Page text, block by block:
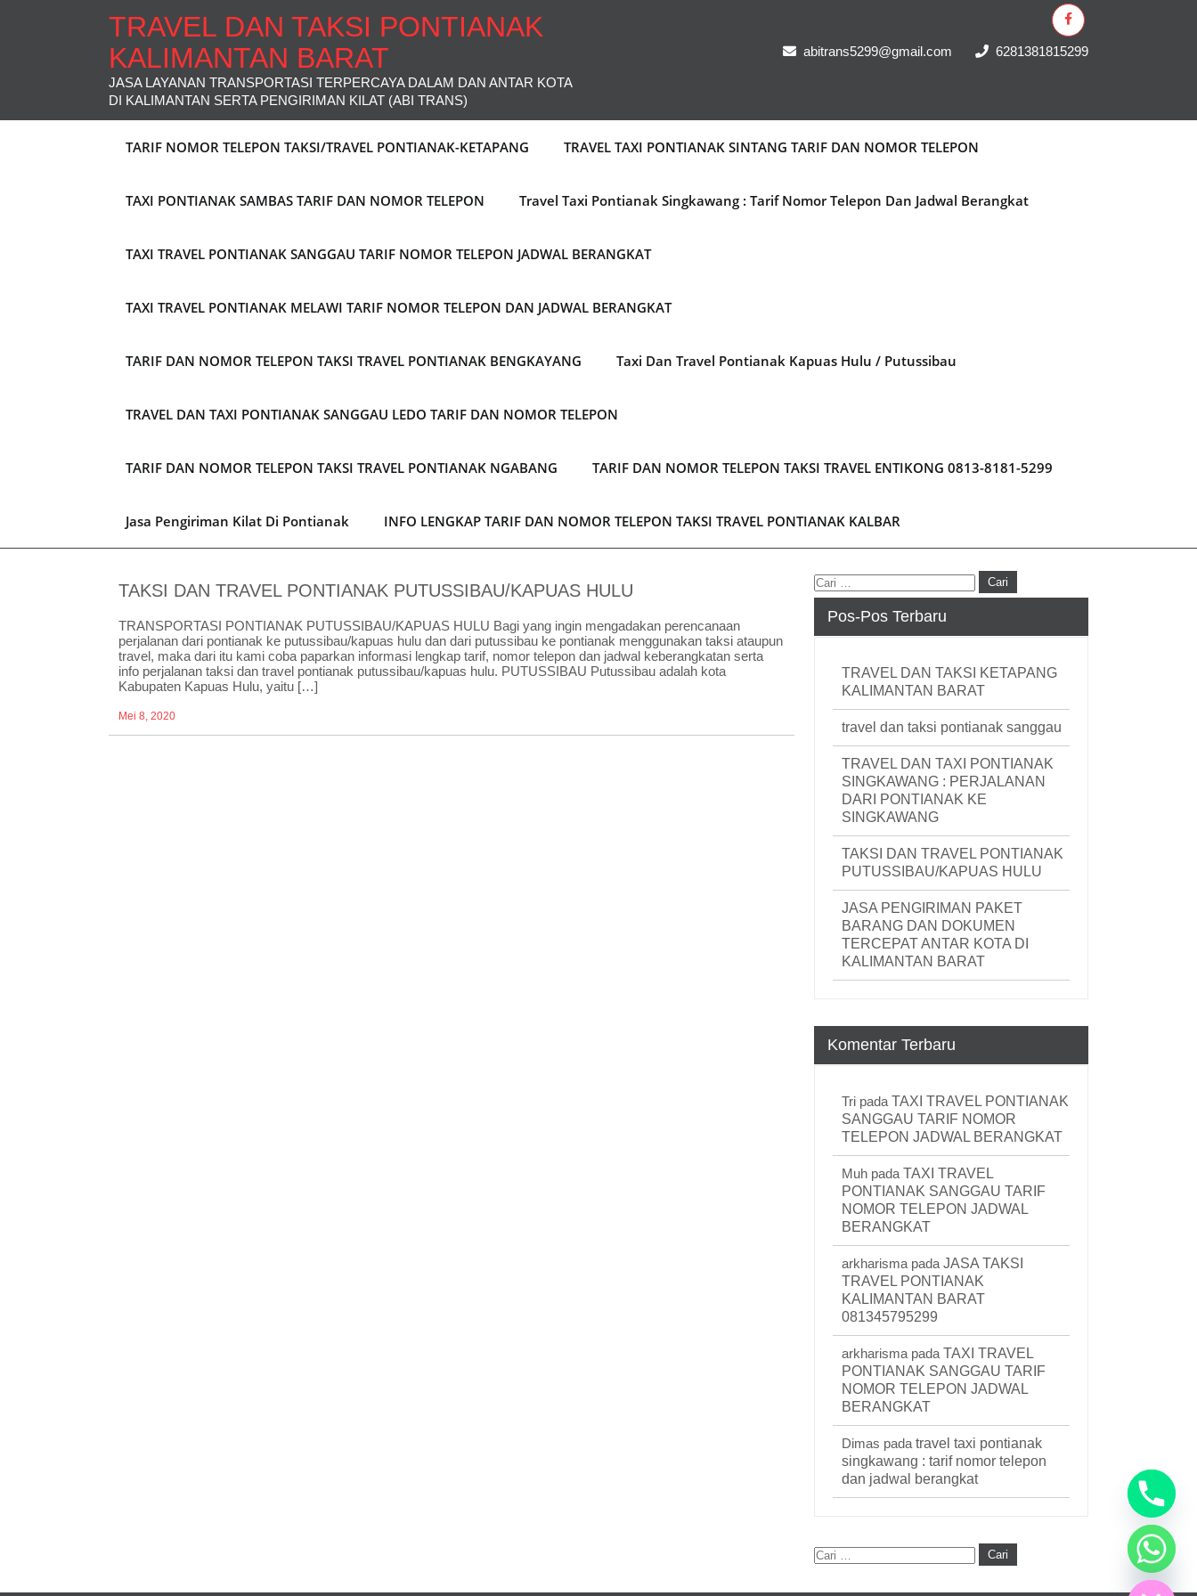
TRAVEL DAN TAKSI PONTIANAK
KALIMANTAN BARAT
JASA LAYANAN TRANSPORTASI TERPERCAYA DALAM DAN ANTAR KOTA
DI KALIMANTAN SERTA PENGIRIMAN KILAT (ABI TRANS)
abitrans5299@gmail.com 6281381815299
TARIF NOMOR TELEPON TAKSI/TRAVEL PONTIANAK-KETAPANG TRAVEL TAXI PONTIANAK SINTANG TARIF DAN NOMOR TELEPON
TAXI PONTIANAK SAMBAS TARIF DAN NOMOR TELEPON Travel Taxi Pontianak Singkawang : Tarif Nomor Telepon Dan Jadwal Berangkat
TAXI TRAVEL PONTIANAK SANGGAU TARIF NOMOR TELEPON JADWAL BERANGKAT
TAXI TRAVEL PONTIANAK MELAWI TARIF NOMOR TELEPON DAN JADWAL BERANGKAT
TARIF DAN NOMOR TELEPON TAKSI TRAVEL PONTIANAK BENGKAYANG Taxi Dan Travel Pontianak Kapuas Hulu / Putussibau
TRAVEL DAN TAXI PONTIANAK SANGGAU LEDO TARIF DAN NOMOR TELEPON
TARIF DAN NOMOR TELEPON TAKSI TRAVEL PONTIANAK NGABANG TARIF DAN NOMOR TELEPON TAKSI TRAVEL ENTIKONG 0813-8181-5299
Jasa Pengiriman Kilat Di Pontianak INFO LENGKAP TARIF DAN NOMOR TELEPON TAKSI TRAVEL PONTIANAK KALBAR
TAKSI DAN TRAVEL PONTIANAK PUTUSSIBAU/KAPUAS HULU
TRANSPORTASI PONTIANAK PUTUSSIBAU/KAPUAS HULU Bagi yang ingin mengadakan perencanaan
perjalanan dari pontianak ke putussibau/kapuas hulu dan dari putussibau ke pontianak menggunakan taksi ataupun
travel, maka dari itu kami coba paparkan informasi lengkap tarif, nomor telepon dan jadwal keberangkatan serta
info perjalanan taksi dan travel pontianak putussibau/kapuas hulu. PUTUSSIBAU Putussibau adalah kota
Kabupaten Kapuas Hulu, yaitu […]
Mei 8, 2020
Pos-Pos Terbaru
TRAVEL DAN TAKSI KETAPANG
KALIMANTAN BARAT
travel dan taksi pontianak sanggau
TRAVEL DAN TAXI PONTIANAK
SINGKAWANG : PERJALANAN
DARI PONTIANAK KE
SINGKAWANG
TAKSI DAN TRAVEL PONTIANAK
PUTUSSIBAU/KAPUAS HULU
JASA PENGIRIMAN PAKET
BARANG DAN DOKUMEN
TERCEPAT ANTAR KOTA DI
KALIMANTAN BARAT
Komentar Terbaru
Tri pada TAXI TRAVEL PONTIANAK
SANGGAU TARIF NOMOR
TELEPON JADWAL BERANGKAT
Muh pada TAXI TRAVEL
PONTIANAK SANGGAU TARIF
NOMOR TELEPON JADWAL
BERANGKAT
arkharisma pada JASA TAKSI
TRAVEL PONTIANAK
KALIMANTAN BARAT
081345795299
arkharisma pada TAXI TRAVEL
PONTIANAK SANGGAU TARIF
NOMOR TELEPON JADWAL
BERANGKAT
Dimas pada travel taxi pontianak
singkawang : tarif nomor telepon
dan jadwal berangkat
Hide chaty